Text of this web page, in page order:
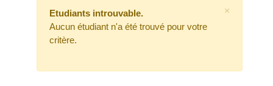
Etudiants introuvable.
Aucun étudiant n'a été trouvé pour votre
critère.
×